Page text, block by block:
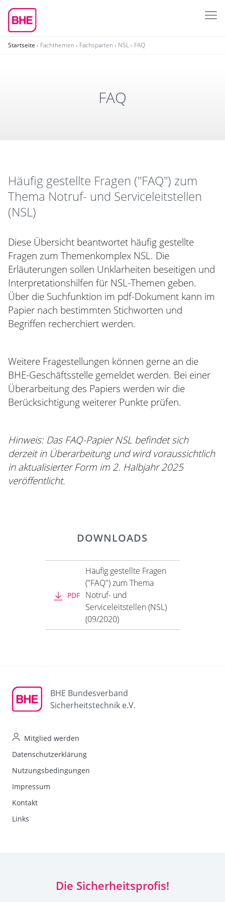
Startseite Fachthemen Fachsparten NSL FAQ
FAQ
Häufig gestellte Fragen ("FAQ") zum
Thema Notruf- und Serviceleitstellen
(NSL)
Diese Übersicht beantwortet häufig gestellte
Fragen zum Themenkomplex NSL. Die
Erläuterungen sollen Unklarheiten beseitigen und
Interpretationshilfen für NSL-Themen geben.
Über die Suchfunktion im pdf-Dokument kann im
Papier nach bestimmten Stichworten und
Begriffen recherchiert werden.
Weitere Fragestellungen können gerne an die
BHE-Geschäftsstelle gemeldet werden. Bei einer
Überarbeitung des Papiers werden wir die
Berücksichtigung weiterer Punkte prüfen.
Hinweis: Das FAQ-Papier NSL befindet sich
derzeit in Überarbeitung und wird voraussichtlich
in aktualisierter Form im 2. Halbjahr 2025
veröffentlicht.
DOWNLOADS
PDF
Häufig gestellte Fragen
("FAQ") zum Thema
Notruf- und
Serviceleitstellen (NSL)
(09/2020)
BHE Bundesverband
Sicherheitstechnik e.V.
Mitglied werden
Datenschutzerklärung
Nutzungsbedingungen
Impressum
Kontakt
Links
Die Sicherheitsprofis!